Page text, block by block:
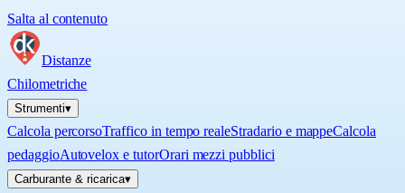
Salta al contenuto
Distanze
Chilometriche
Strumenti▾
Calcola percorsoTraffico in tempo realeStradario e mappeCalcola
pedaggioAutovelox e tutorOrari mezzi pubblici
Carburante & ricarica▾